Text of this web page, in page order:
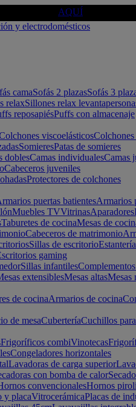
AQUÍ
camaSofás 2 plazasSofás 3
relaxSillones relax
reposapiésPuffs con almacenaje
viscoelásticos
SomieresPatas de somieres
doblesCamas individualesCamas
Cabeceros juveniles
Protectores de colchones
puertas batientesArmarios
Muebles TVVitrinasAparadores
Taburetes de cocinaMesas de
Cabeceros de matrimonio
Sillas de escritorio
gaming
Sillas infantiles
extensiblesMesas altasMesas
de cocinaArmarios de cocina
de mesaCuberteríaCuchillos
Frigoríficos combiVinotecas
Congeladores horizontales
Lavadoras de carga superior
con bomba de calor
convencionalesHornos
y placaVitrocerámicaPlacas de